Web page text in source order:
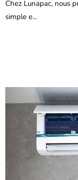
Chez Lunapac, nous
simple e...